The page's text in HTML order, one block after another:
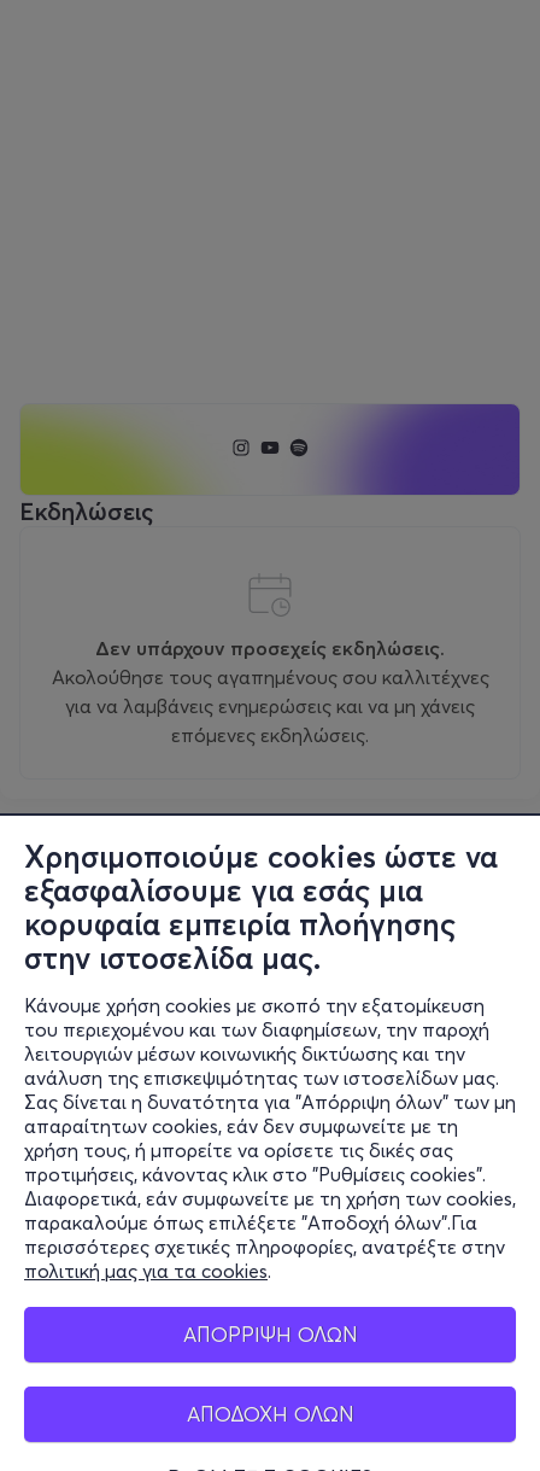
Χρησιμοποιούμε cookies ώστε να
εξασφαλίσουμε για εσάς μια
κορυφαία εμπειρία πλοήγησης
στην ιστοσελίδα μας.
Κάνουμε χρήση cookies με σκοπό την εξατομίκευση
του περιεχομένου και των διαφημίσεων, την παροχή
λειτουργιών μέσων κοινωνικής δικτύωσης και την
ανάλυση της επισκεψιμότητας των ιστοσελίδων μας.
Σας δίνεται η δυνατότητα για "Απόρριψη όλων" των μη
απαραίτητων cookies, εάν δεν συμφωνείτε με τη
χρήση τους, ή μπορείτε να ορίσετε τις δικές σας
προτιμήσεις, κάνοντας κλικ στο "Ρυθμίσεις cookies".
Διαφορετικά, εάν συμφωνείτε με τη χρήση των cookies,
παρακαλούμε όπως επιλέξετε "Αποδοχή όλων".Για
περισσότερες σχετικές πληροφορίες, ανατρέξτε στην
πολιτική μας για τα cookies.
ΑΠΟΡΡΙΨΗ ΟΛΩΝ
ΑΠΟΔΟΧΗ ΟΛΩΝ
Εκδηλώσεις
Δεν υπάρχουν προσεχείς εκδηλώσεις.
Ακολούθησε τους αγαπημένους σου καλλιτέχνες
για να λαμβάνεις ενημερώσεις και να μη χάνεις
επόμενες εκδηλώσεις.
Πληροφορίες
Υποστήριξη
Stay Connected
Mobile app